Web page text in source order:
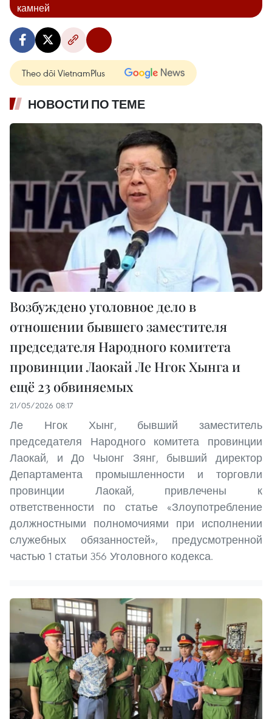
камней
Theo dõi VietnamPlus
НОВОСТИ ПО ТЕМЕ
Возбуждено уголовное дело в
отношении бывшего заместителя
председателя Народного комитета
провинции Лаокай Ле Нгок Хынга и
ещё 23 обвиняемых
21/05/2026 08:17
Ле Нгок Хынг, бывший заместитель
председателя Народного комитета провинции
Лаокай, и До Чыонг Зянг, бывший директор
Департамента промышленности и торговли
провинции Лаокай, привлечены к
ответственности по статье «Злоупотребление
должностными полномочиями при исполнении
служебных обязанностей», предусмотренной
частью 1 статьи 356 Уголовного кодекса.